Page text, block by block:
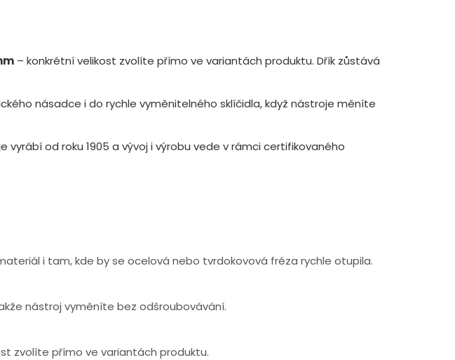
– konkrétní velikost zvolíte přímo ve variantách produktu. Dřík zůstává
násadce i do rychle vyměnitelného sklíčidla, když nástroje měníte
od roku 1905 a vývoj i výrobu vede v rámci certifikovaného
i tam, kde by se ocelová nebo tvrdokovová fréza rychle otupila.
nástroj vyměníte bez odšroubovávání.
zvolíte přímo ve variantách produktu.